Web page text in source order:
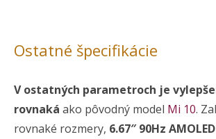
Ostatné špecifikácie
V ostatných parametroch je
rovnaká ako pôvodný model Mi 10.
rovnaké rozmery, 6.67″ 90Hz